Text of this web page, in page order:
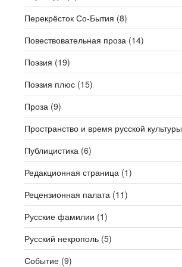
Перекрёсток Со-Бытия (8)
Повествовательная проза (14)
Поэзия (19)
Поэзия плюс(15)
Проза (9)
Пространство и время русской культуры
Публицистика (6)
Редакционная страница (1)
Рецензионная палата (11)
Русские фамилии (1)
Русский некрополь(5)
Событие(9)